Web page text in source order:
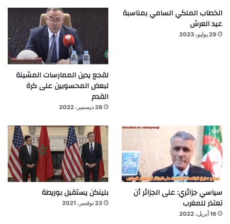
الخطاب الملكي السامي بمناسبة
عيد العرش
29 يوليو، 2023
لقجع يدين الممارسات المشينة
لبعض المحسوبين على كرة
القدم
28 ديسمبر، 2022
سياسي جزائري: على الجزائر أن
تعتذر للمغرب
16 أبريل، 2022
بلينكن يستقبل بوريطة
23 نوفمبر، 2021